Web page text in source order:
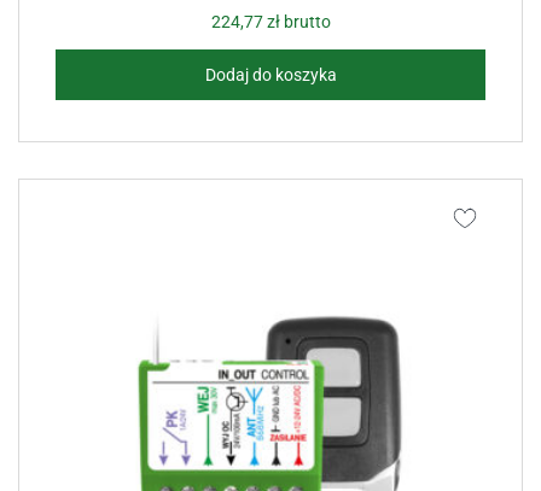
224,77złbrutto
Dodaj do koszyka